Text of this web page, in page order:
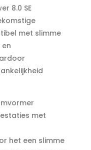
8.0 SE
met slimme
met
het een slimme